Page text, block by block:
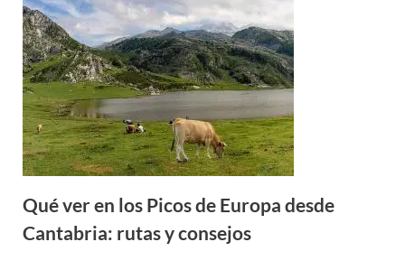
Qué ver en los Picos de Europa desde
Cantabria: rutas y consejos